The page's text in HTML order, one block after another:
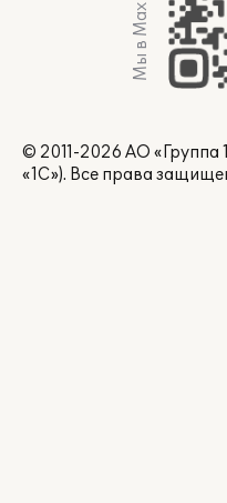
Мы в Max
© 2011-2026 АО
«1С»). Все права